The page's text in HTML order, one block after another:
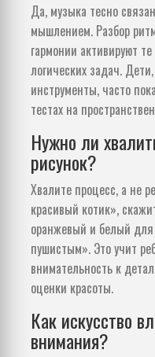
Да, музыка тесно
мышлением. Разбор
гармонии активируют
логических задач.
инструменты, часто
тестах на
Нужно ли
рисунок?
Хвалите процесс, а не
красивый котик»,
оранжевый и белый
пушистым». Это учит
внимательность к
оценки красоты.
Как искусство
внимания?